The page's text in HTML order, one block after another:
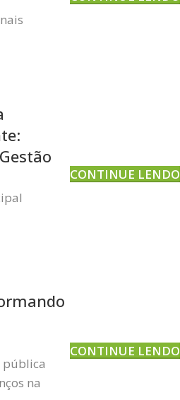
CONTINUE LENDO
na
CONTINUE LENDO